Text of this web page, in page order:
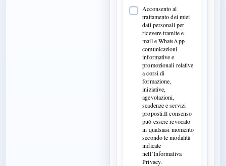
Acconsento al
trattamento dei miei
dati personali per
ricevere tramite e-
mail e WhatsApp
comunicazioni
informative e
promozionali relative
a corsi di
formazione,
iniziative,
agevolazioni,
scadenze e servizi
proposti.Il consenso
può essere revocato
in qualsiasi momento
secondo le modalità
indicate
nell’Informativa
Privacy.